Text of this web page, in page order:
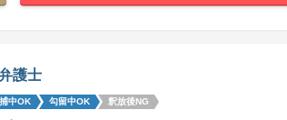
護士
中OK 勾留中OK 釈放後NG